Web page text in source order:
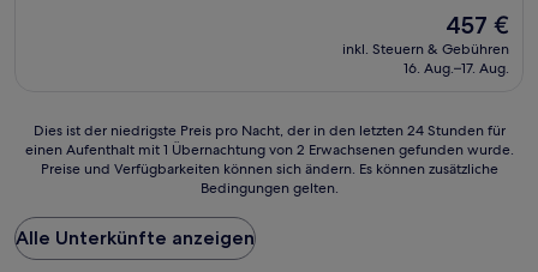
Der
Preis
beträgt
457 €
inkl. Steuern & Gebühren
16. Aug.–17. Aug.
Dies
ist
Preis
pro
Nacht,
Dies ist der niedrigste Preis pro Nacht, der in den letzten 24 Stunden für
einen Aufenthalt mit 1 Übernachtung von 2 Erwachsenen gefunden wurde.
Preise und Verfügbarkeiten können sich ändern. Es können zusätzliche
Bedingungen gelten.
Alle Unterkünfte anzeigen